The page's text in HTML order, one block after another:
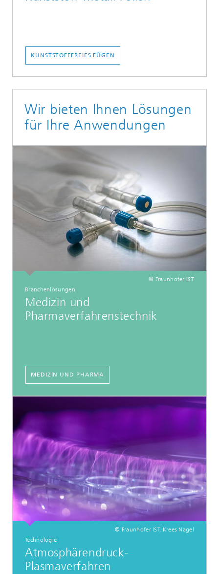
KUNSTSTOFFFREIES FÜGEN
Wir bieten Ihnen Lösungen
für Ihre Anwendungen
© Fraunhofer IST
Branchenlösungen
Medizin und
Pharmaverfahrenstechnik
MEDIZIN UND PHARMA
© Fraunhofer IST, Krees Nagel
Technologie
Atmosphärendruck-
Plasmaverfahren